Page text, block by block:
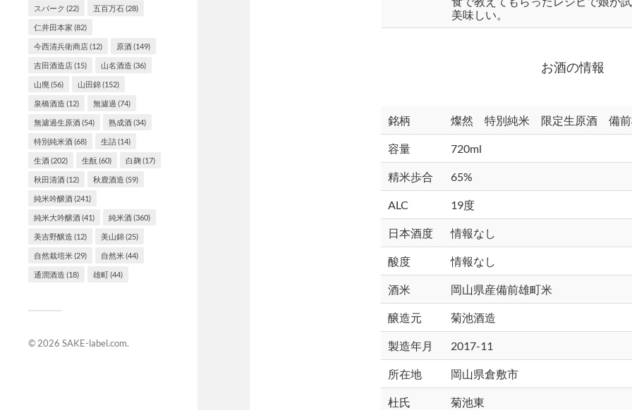
スパーク (22) 五百万石(28)
仁井田本家 (82)
今西清兵衛商店(12) 原酒(149)
吉田酒造店(15) 山名酒造 (36)
山廃(56) 山田錦(152)
泉橋酒造 (12) 無濾過 (74)
無濾過生原酒(54) 熟成酒(34)
特別純米酒(68) 生詰(14)
生酒(202) 生酛 (60) 白麹(17)
秋田清酒(12) 秋鹿酒造 (59)
純米吟醸酒(241)
純米大吟醸酒(41) 純米酒(360)
美吉野醸造 (12) 美山錦(25)
自然栽培米(29) 自然米(44)
通潤酒造 (18) 雄町(44)
© 2026 SAKE-label.com.
美味しい。
お酒の情報
銘柄 燦然 特別純米 限定生原酒 備前
容量 720ml
精米歩合 65%
ALC 19度
日本酒度 情報なし
酸度 情報なし
酒米 岡山県産備前雄町米
醸造元 菊池酒造
製造年月 2017-11
所在地 岡山県倉敷市
杜氏 菊池東